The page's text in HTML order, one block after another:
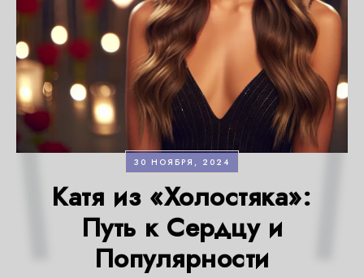
30 НОЯБРЯ, 2024
Катя из «Холостяка»:
Путь к Сердцу и
Популярности